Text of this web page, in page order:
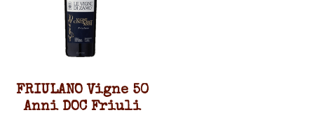
FRIULANO Vigne 50
Anni DOC Friuli